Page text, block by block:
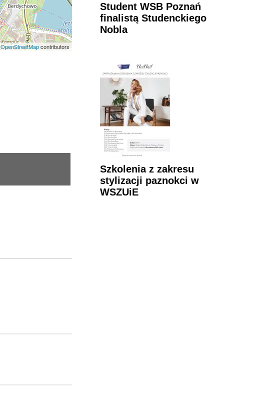
OpenStreetMapcontributors
Student WSB Poznań
finalistą Studenckiego
Nobla
Szkolenia z zakresu
stylizacji paznokci w
WSZUiE